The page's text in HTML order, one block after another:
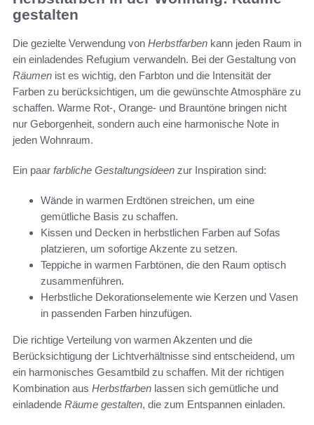
gestalten
Die gezielte Verwendung von Herbstfarben kann jeden Raum in
ein einladendes Refugium verwandeln. Bei der Gestaltung von
Räumen ist es wichtig, den Farbton und die Intensität der
Farben zu berücksichtigen, um die gewünschte Atmosphäre zu
schaffen. Warme Rot-, Orange- und Brauntöne bringen nicht
nur Geborgenheit, sondern auch eine harmonische Note in
jeden Wohnraum.
Ein paar farbliche Gestaltungsideen zur Inspiration sind:
Wände in warmen Erdtönen streichen, um eine
gemütliche Basis zu schaffen.
Kissen und Decken in herbstlichen Farben auf Sofas
platzieren, um sofortige Akzente zu setzen.
Teppiche in warmen Farbtönen, die den Raum optisch
zusammenführen.
Herbstliche Dekorationselemente wie Kerzen und Vasen
in passenden Farben hinzufügen.
Die richtige Verteilung von warmen Akzenten und die
Berücksichtigung der Lichtverhältnisse sind entscheidend, um
ein harmonisches Gesamtbild zu schaffen. Mit der richtigen
Kombination aus Herbstfarben lassen sich gemütliche und
einladende Räume gestalten, die zum Entspannen einladen.